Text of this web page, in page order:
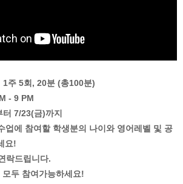
주 5회, 20분 (총100분)
- 9 PM
7/23(금)까지
업에 참여할 학생분의 나이와 영어레벨 및 공
요!
락드립니다.
두 참여가능하세요!